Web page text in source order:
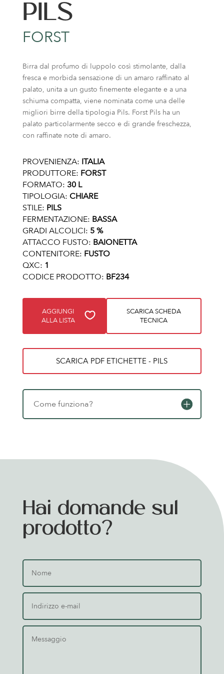
PILS
FORST
Birra dal profumo di luppolo così stimolante, dalla
fresca e morbida sensazione di un amaro raffinato al
palato, unita a un gusto finemente elegante e a una
schiuma compatta, viene nominata come una delle
migliori birre della tipologia Pils. Forst Pils ha un
palato particolarmente secco e di grande freschezza,
con raffinate note di amaro.
PROVENIENZA: ITALIA
PRODUTTORE: FORST
FORMATO: 30 L
TIPOLOGIA: CHIARE
STILE: PILS
FERMENTAZIONE: BASSA
GRADI ALCOLICI: 5 %
ATTACCO FUSTO: BAIONETTA
CONTENITORE: FUSTO
QXC: 1
CODICE PRODOTTO: BF234
AGGIUNGI
ALLA LISTA
SCARICA SCHEDA
TECNICA
SCARICA PDF ETICHETTE - PILS
Come funziona?
Hai domande sul
prodotto?